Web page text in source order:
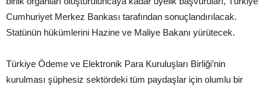
Cumhuriyet Merkez Bankası tarafından sonuçlandırılacak.
Statünün hükümlerini Hazine ve Maliye Bakanı yürütecek.
Türkiye Ödeme ve Elektronik Para Kuruluşları Birliği’nin
kurulması şüphesiz sektördeki tüm paydaşlar için olumlu bir